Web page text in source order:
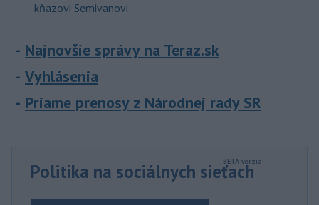
kňazovi Semivanovi
Najnovšie správy na Teraz.sk
Vyhlásenia
Priame prenosy z Národnej rady SR
Politika na sociálnych sieťach